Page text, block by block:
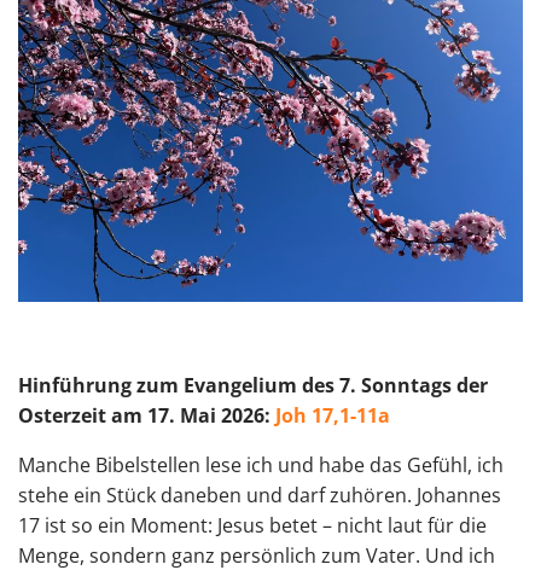
Hinführung zum Evangelium des 7. Sonntags der
Osterzeit am 17. Mai 2026: Joh 17,1-11a
Manche Bibelstellen lese ich und habe das Gefühl, ich
stehe ein Stück daneben und darf zuhören. Johannes
17 ist so ein Moment: Jesus betet – nicht laut für die
Menge, sondern ganz persönlich zum Vater. Und ich